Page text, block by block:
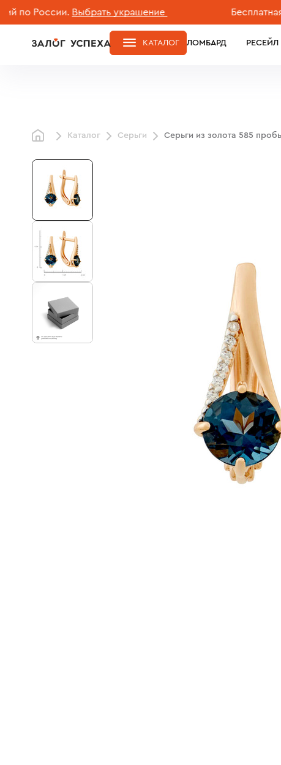
России. Выбрать украшение Бесплатная
ЛОМБАРД РЕСЕЙЛ
КАТАЛОГ
Каталог Серьги Серьги из золота 585